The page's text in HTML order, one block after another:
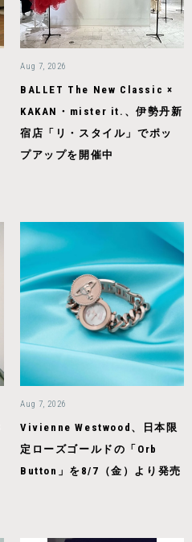
Aug 7, 2026
BALLET The New Classic ×
KAKAN・mister it.、伊勢丹新
宿店「リ・スタイル」でポッ
プアップを開催中
Aug 7, 2026
Vivienne Westwood、日本限
定ローズゴールドの「Orb
Button」を8/7（金）より発売